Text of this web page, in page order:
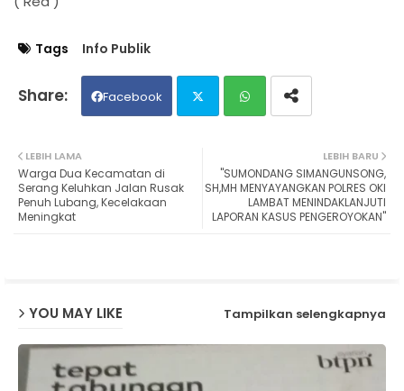
Tags Info Publik
Facebook
ats
ap
LEBIH BARU
"SUMONDANG SIMANGUNSONG,
SH,MH MENYAYANGKAN POLRES OKI
LAMBAT MENINDAKLANJUTI
LAPORAN KASUS PENGEROYOKAN"
LEBIH LAMA
Warga Dua Kecamatan di
Serang Keluhkan Jalan Rusak
Penuh Lubang, Kecelakaan
Meningkat
YOU MAY LIKE Tampilkan selengkapnya